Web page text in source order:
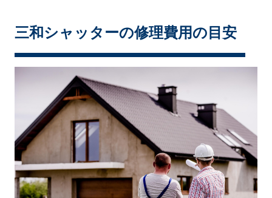
三和シャッターの修理費用の目安